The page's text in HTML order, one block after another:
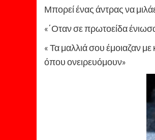
Μπορεί ένας άντρας να
«΄Οταν σε πρωτοείδα
« Τα μαλλιά σου έμοιαζαν
όπου ονειρευόμουν»